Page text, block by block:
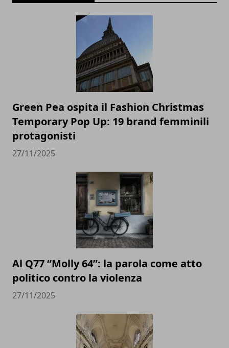
Green Pea ospita il Fashion Christmas
Temporary Pop Up: 19 brand femminili
protagonisti
27/11/2025
Al Q77 “Molly 64”: la parola come atto
politico contro la violenza
27/11/2025